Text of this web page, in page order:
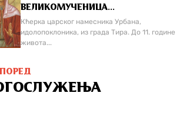
ВЕЛИКОМУЧЕНИЦА...
Кћерка царског намесника Урбана,
идолопоклоника, из града Тира. До 11. године
живота...